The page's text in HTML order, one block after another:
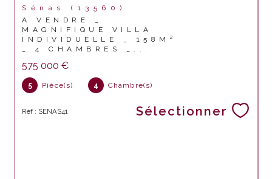
Sénas (13560)
A VENDRE _
MAGNIFIQUE VILLA
INDIVIDUELLE _ 158M²
_ 4 CHAMBRES _...
575 000 €
5 Pièce(s) 4 Chambre(s)
Réf : SENAS41 Sélectionner